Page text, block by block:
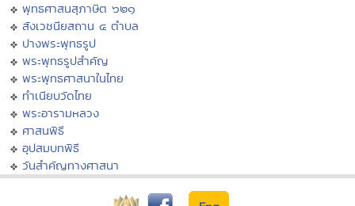
พุทธศาสนสุภาษิต ๖๒๑
สังเวชนียสถาน ๔ ตำบล
ปางพระพุทธรูป
พระพุทธรูปสำคัญ
พระพุทธศาสนาในไทย
ทำเนียบวัดไทย
พระอารามหลวง
ศาสนพิธี
อุปสมบทพิธี
วันสำคัญทางศาสนา